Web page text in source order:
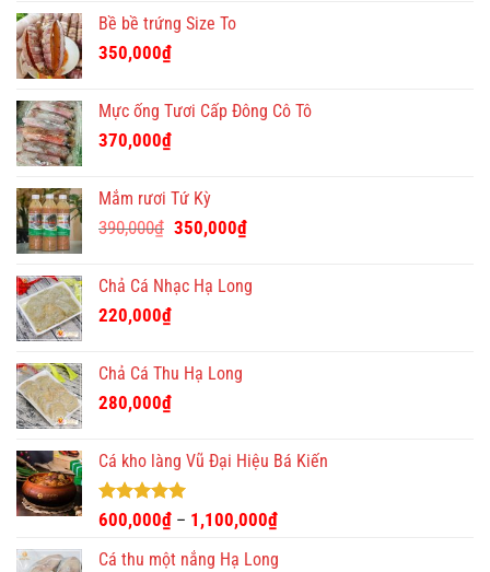
Bề bề trứng Size To
350,000₫
Mực ống Tươi Cấp Đông Cô Tô
370,000₫
Mắm rươi Tứ Kỳ
390,000₫ Giá
390,000₫.
350,000₫Giá
là:
Chả Cá Nhạc Hạ Long
220,000₫
Chả Cá Thu Hạ Long
280,000₫
Cá kho làng Vũ Đại Hiệu Bá Kiến
Được xếp
hạng
4.93
5 sao
600,000₫ – 1,100,000₫
Cá thu một nắng Hạ Long